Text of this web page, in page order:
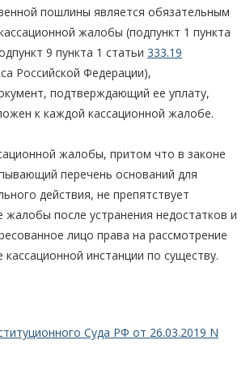
пошлины является обязательным
жалобы (подпункт 1 пункта
9 пункта 1 статьи 333.19
Российской Федерации),
подтверждающий ее уплату,
к каждой кассационной жалобе.
жалобы, притом что в законе
перечень оснований для
действия, не препятствует
жалобы после устранения недостатков и
лицо права на рассмотрение
инстанции по существу.
Суда РФ от 26.03.2019 N